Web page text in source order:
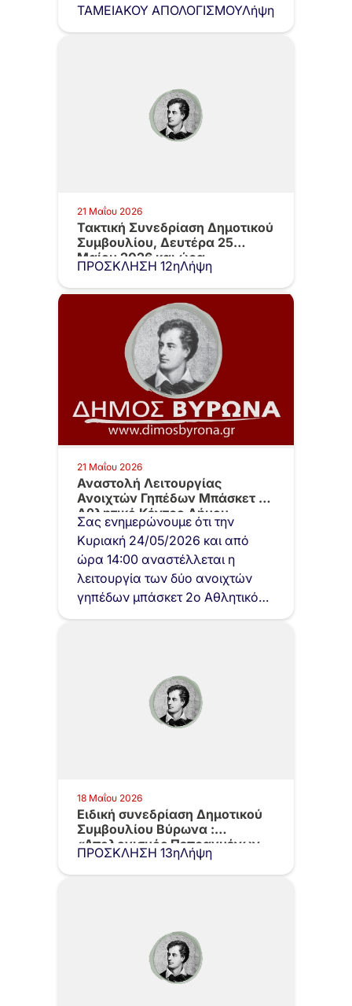
ΤΑΜΕΙΑΚΟΥ ΑΠΟΛΟΓΙΣΜΟΥΛήψη
21 Μαΐου 2026
Τακτική Συνεδρίαση Δημοτικού
Συμβουλίου, Δευτέρα 25
Μαίου 2026 και ώρα…
ΠΡΟΣΚΛΗΣΗ 12ηΛήψη
21 Μαΐου 2026
Αναστολή Λειτουργίας
Ανοιχτών Γηπέδων Μπάσκετ 2ο
Αθλητικό Κέντρο Δήμου
Βύρωνα…
Σας ενημερώνουμε ότι την
Κυριακή 24/05/2026 και από
ώρα 14:00 αναστέλλεται η
λειτουργία των δύο ανοιχτών
γηπέδων μπάσκετ 2ο Αθλητικό…
18 Μαΐου 2026
Eιδική συνεδρίαση Δημοτικού
Συμβουλίου Βύρωνα :
«Απολογισμός Πεπραγμένων
της Δημοτικής…
ΠΡΟΣΚΛΗΣΗ 13ηΛήψη